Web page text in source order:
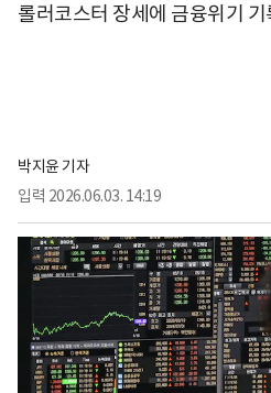
롤러코스터 장세에 금융위기 기
박지윤 기자
입력 2026.06.03. 14:19